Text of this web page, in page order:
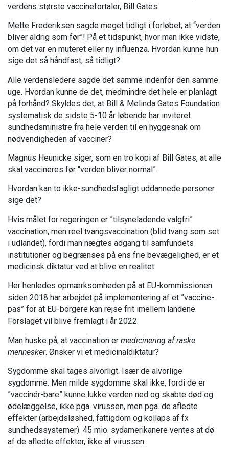
verdens største vaccinefortaler, Bill Gates.
Mette Frederiksen sagde meget tidligt i forløbet, at “verden
bliver aldrig som før”! På et tidspunkt, hvor man ikke vidste,
om det var en muteret eller ny influenza. Hvordan kunne hun
sige det så håndfast, så tidligt?
Alle verdensledere sagde det samme indenfor den samme
uge. Hvordan kunne de det, medmindre det hele er planlagt
på forhånd? Skyldes det, at Bill & Melinda Gates Foundation
systematisk de sidste 5-10 år løbende har inviteret
sundhedsministre fra hele verden til en hyggesnak om
nødvendigheden af vacciner?
Magnus Heunicke siger, som en tro kopi af Bill Gates, at alle
skal vaccineres før “verden bliver normal”.
Hvordan kan to ikke-sundhedsfagligt uddannede personer
sige det?
Hvis målet for regeringen er ”tilsyneladende valgfri”
vaccination, men reel tvangsvaccination (blid tvang som set
i udlandet), fordi man nægtes adgang til samfundets
institutioner og begrænses på ens frie bevægelighed, er et
medicinsk diktatur ved at blive en realitet.
Her henledes opmærksomheden på at EU-kommissionen
siden 2018 har arbejdet på implementering af et ”vaccine-
pas” for at EU-borgere kan rejse frit imellem landene.
Forslaget vil blive fremlagt i år 2022.
Man huske på, at vaccination er medicinering af raske
mennesker. Ønsker vi et medicinaldiktatur?
Sygdomme skal tages alvorligt. Især de alvorlige
sygdomme. Men milde sygdomme skal ikke, fordi de er
”vaccinér-bare” kunne lukke verden ned og skabte død og
ødelæggelse, ikke pga. virussen, men pga. de afledte
effekter (arbejdsløshed, fattigdom og kollaps af fx
sundhedssystemer). 45 mio. sydamerikanere ventes at dø
af de afledte effekter, ikke af virussen.